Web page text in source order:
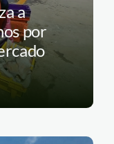
a
por